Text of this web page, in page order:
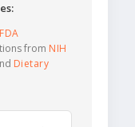
FDA
from NIH
Dietary